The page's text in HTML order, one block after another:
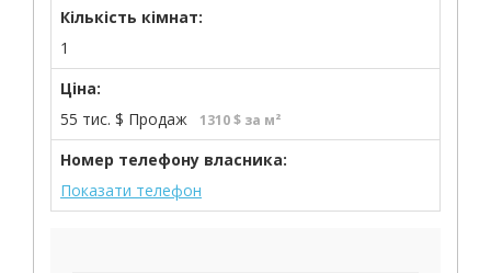
Кількість кімнат:
1
Ціна:
55 тис. $ Продаж 1310 $ за м²
Номер телефону власника:
Показати телефон